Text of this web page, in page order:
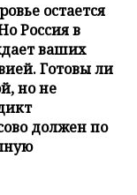
остается
Россия в
ваших
Готовы ли
но не
должен по